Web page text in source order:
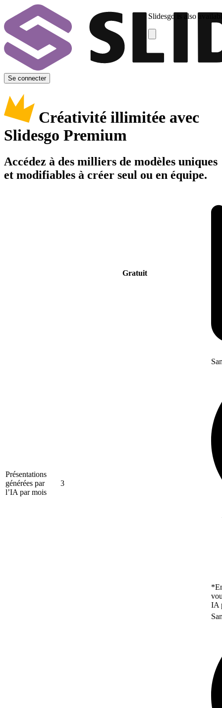
Slidesgo is also
Se connecter
Créativité illimitée avec
Slidesgo Premium
Accédez à des milliers de modèles uniques
et modifiables à créer seul ou en équipe.
Gratuit
Présentations
générées par
l’IA par mois
3
IA